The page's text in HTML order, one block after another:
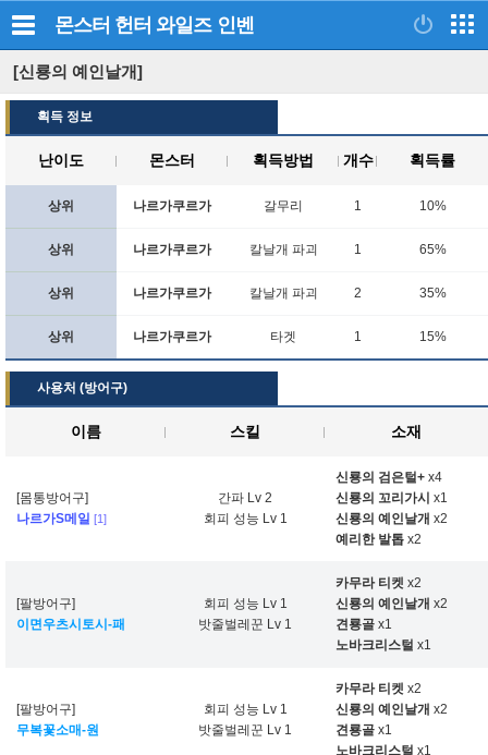
몬스터 헌터 와일즈 인벤
[신룡의 예인날개]
획득 정보
난이도 몬스터 획득방법 개수 획득률
상위 나르가쿠르가 갈무리 1 10%
상위 나르가쿠르가 칼날개 파괴 1 65%
상위 나르가쿠르가 칼날개 파괴 2 35%
상위 나르가쿠르가 타겟 1 15%
사용처 (방어구)
이름 스킬 소재
[몸통방어구]
나르가S메일 [1]
간파 Lv 2
회피 성능 Lv 1
신룡의 검은털+ x4
신룡의 꼬리가시 x1
신룡의 예인날개 x2
예리한 발톱 x2
[팔방어구]
이면우츠시토시-패
회피 성능 Lv 1
밧줄벌레꾼 Lv 1
카무라 티켓 x2
신룡의 예인날개 x2
견룡골 x1
노바크리스털 x1
[팔방어구]
무복꽃소매-원
회피 성능 Lv 1
밧줄벌레꾼 Lv 1
카무라 티켓 x2
신룡의 예인날개 x2
견룡골 x1
노바크리스털 x1